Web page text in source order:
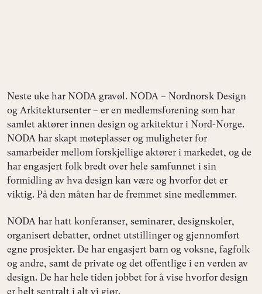
Neste uke har NODA gravøl. NODA – Nordnorsk Design
og Arkitektursenter – er en medlemsforening som har
samlet aktører innen design og arkitektur i Nord-Norge.
NODA har skapt møteplasser og muligheter for
samarbeider mellom forskjellige aktører i markedet, og de
har engasjert folk bredt over hele samfunnet i sin
formidling av hva design kan være og hvorfor det er
viktig. På den måten har de fremmet sine medlemmer.
NODA har hatt konferanser, seminarer, designskoler,
organisert debatter, ordnet utstillinger og gjennomført
egne prosjekter. De har engasjert barn og voksne, fagfolk
og andre, samt de private og det offentlige i en verden av
design. De har hele tiden jobbet for å vise hvorfor design
er helt sentralt i alt vi gjør.